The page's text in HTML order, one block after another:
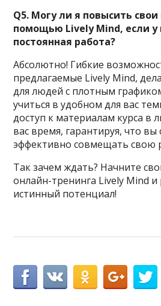
Q5. Могу ли я повысить
помощью Lively Mind, если у
постоянная работа?
Абсолютно! Гибкие
предлагаемые Lively Mind,
для людей с плотным
учиться в удобном для вас
доступ к материалам курса в
вас время, гарантируя, что вы
эффективно совмещать свою
Так зачем ждать? Начните
онлайн-тренинга Lively Mind и
истинный потенциал!